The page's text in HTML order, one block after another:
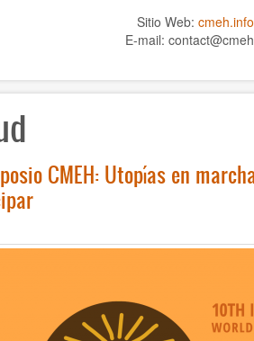
Sitio Web: cmeh.info
E-mail:
CMEH: Utopías en